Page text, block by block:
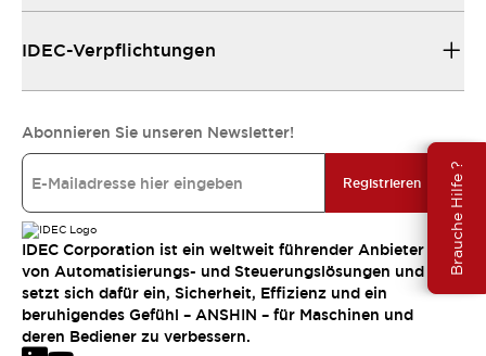
Brauche Hilfe ?
IDEC-Verpflichtungen
Abonnieren Sie unseren Newsletter!
Registrieren
IDEC Corporation ist ein weltweit führender Anbieter
von Automatisierungs- und Steuerungslösungen und
setzt sich dafür ein, Sicherheit, Effizienz und ein
beruhigendes Gefühl – ANSHIN – für Maschinen und
deren Bediener zu verbessern.